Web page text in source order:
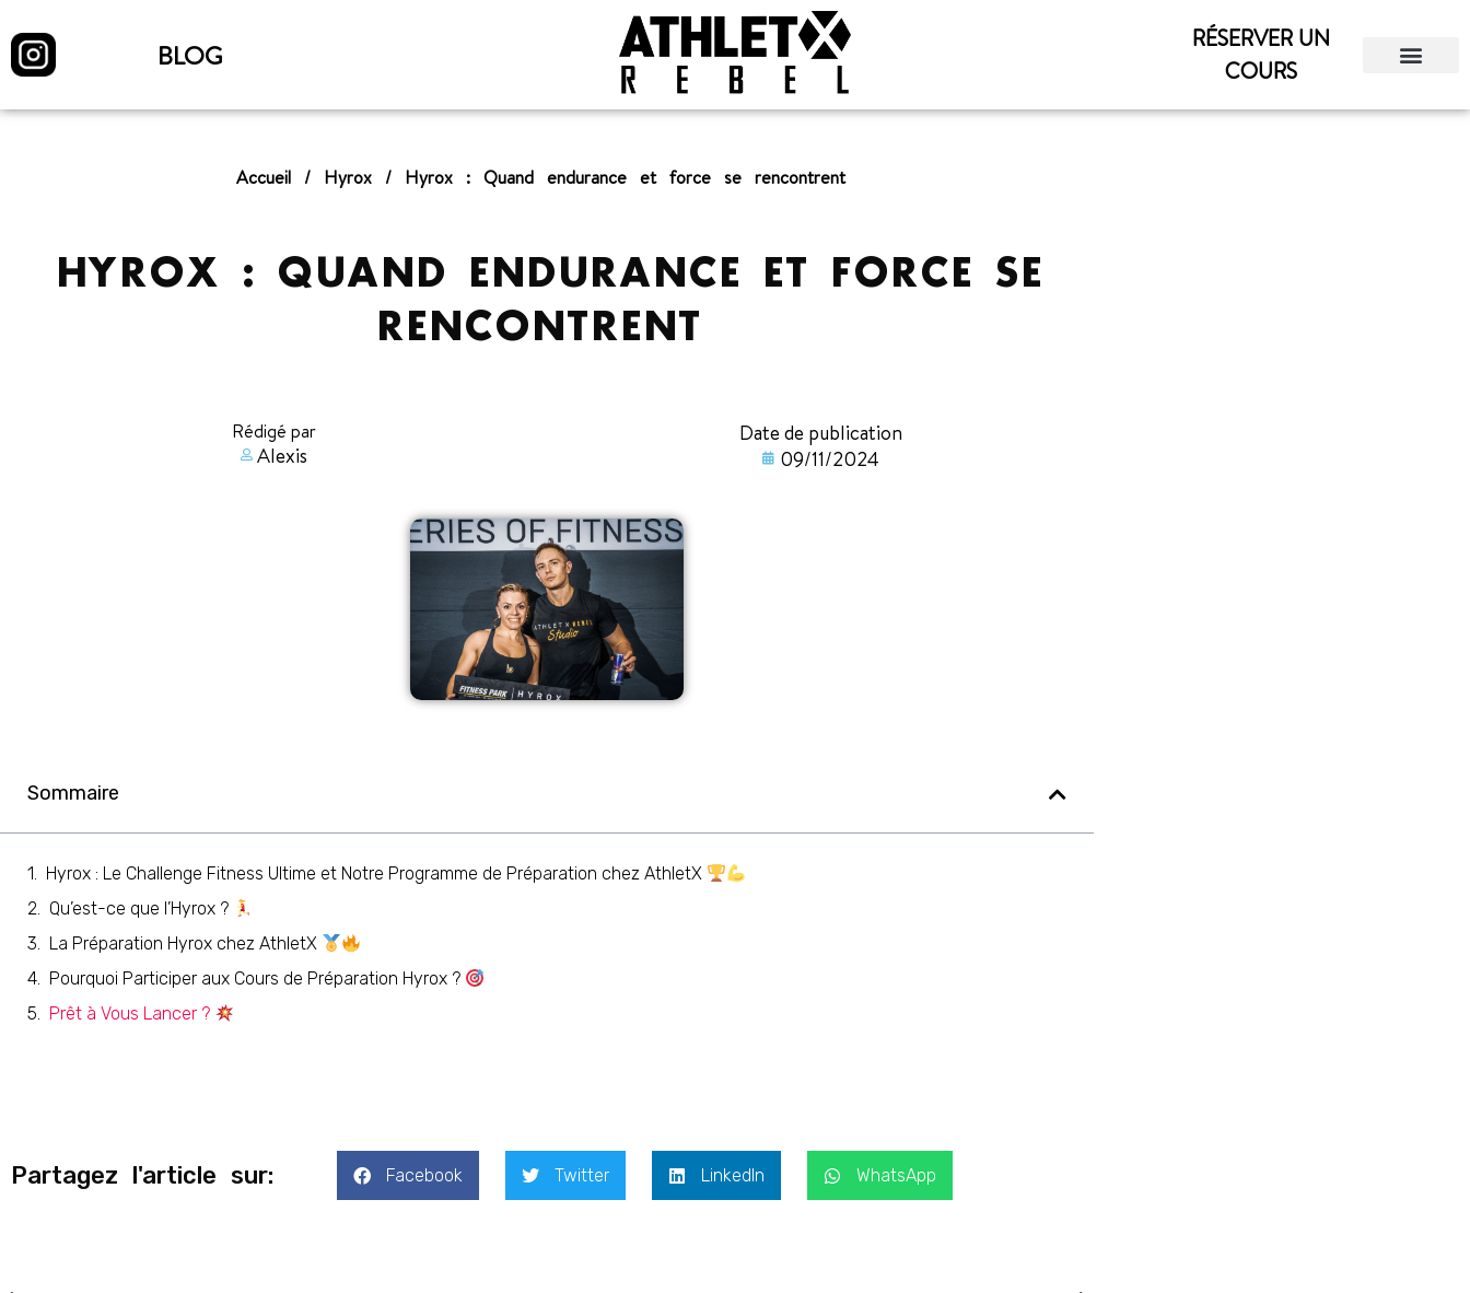
BLOG
RÉSERVER UN
COURS
Accueil/ Hyrox/ Hyrox : Quand endurance et force se rencontrent
HYROX : QUAND ENDURANCE ET FORCE SE
RENCONTRENT
Rédigé par
Alexis
Date de publication
09/11/2024
Sommaire
Hyrox : Le Challenge Fitness Ultime et Notre Programme de Préparation chez AthletX
Qu’est-ce que l’Hyrox ?
La Préparation Hyrox chez AthletX
Pourquoi Participer aux Cours de Préparation Hyrox ?
Prêt à Vous Lancer ?
Partagez l'article sur: Facebook Twitter LinkedIn WhatsApp